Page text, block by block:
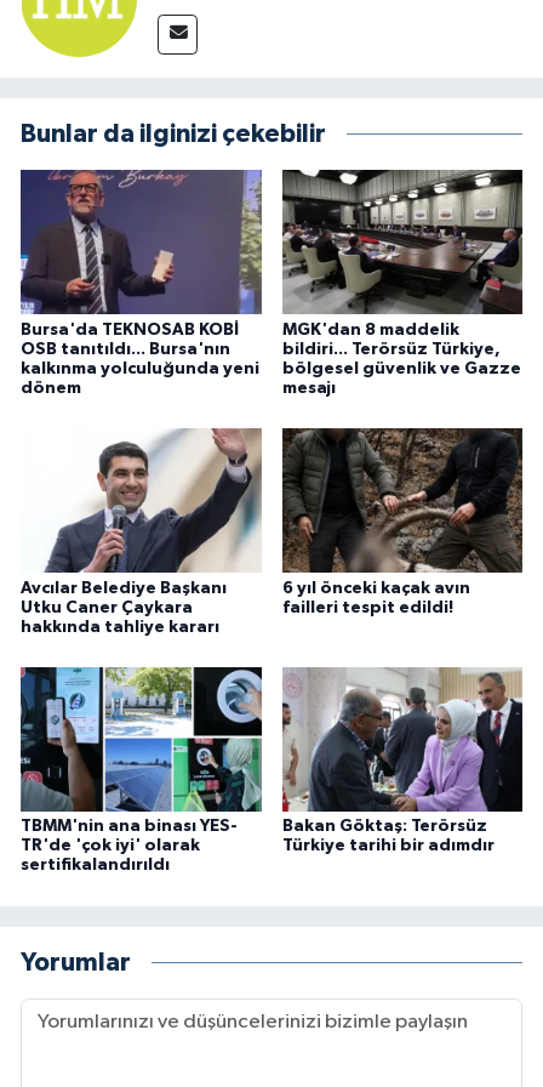
Bunlar da ilginizi çekebilir
Bursa'da TEKNOSAB KOBİ
OSB tanıtıldı... Bursa'nın
kalkınma yolculuğunda yeni
dönem
MGK'dan 8 maddelik
bildiri... Terörsüz Türkiye,
bölgesel güvenlik ve Gazze
mesajı
Avcılar Belediye Başkanı
Utku Caner Çaykara
hakkında tahliye kararı
6 yıl önceki kaçak avın
failleri tespit edildi!
TBMM'nin ana binası YES-
TR'de 'çok iyi' olarak
sertifikalandırıldı
Bakan Göktaş: Terörsüz
Türkiye tarihi bir adımdır
Yorumlar